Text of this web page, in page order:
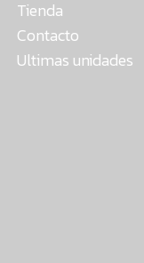
Tienda
Contacto
Ultimas unidades